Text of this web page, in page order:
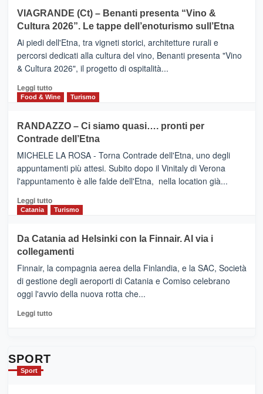
Anche
la
Valle
Alcantara
nei
primi
nella
classifica
IL
SAN
DOMENICO
PALACE
TAORMINA,
UN
HOTEL
FOUR
IL
NUOVO
SUMMER
CLUB
VIAGRANDE (Ct) – Benanti presenta “Vino &
Cultura 2026”. Le tappe dell’enoturismo sull’Etna
Ai piedi dell'Etna, tra vigneti storici, architetture rurali e
percorsi dedicati alla cultura del vino, Benanti presenta "Vino
& Cultura 2026", il progetto di ospitalità...
Leggi tuttoLeggi
di
VIAGRANDE
(Ct)
–
Benanti
presenta
“Vino
&
Cultura
tappe
dell’enoturismo
sull’Etna
Food & Wine Turismo
RANDAZZO – Ci siamo quasi…. pronti per
Contrade dell’Etna
MICHELE LA ROSA - Torna Contrade dell'Etna, uno degli
appuntamenti più attesi. Subito dopo il Vinitaly di Verona
l'appuntamento è alle falde dell'Etna, nella location già...
Leggi tuttoLeggi
di
RANDAZZO
–
Ci
siamo
quasi….
pronti
per
Catania Turismo
Da Catania ad Helsinki con la Finnair. Al via i
collegamenti
Finnair, la compagnia aerea della Finlandia, e la SAC, Società
di gestione degli aeroporti di Catania e Comiso celebrano
oggi l'avvio della nuova rotta che...
Leggi tuttoLeggi
SPORT
Sport